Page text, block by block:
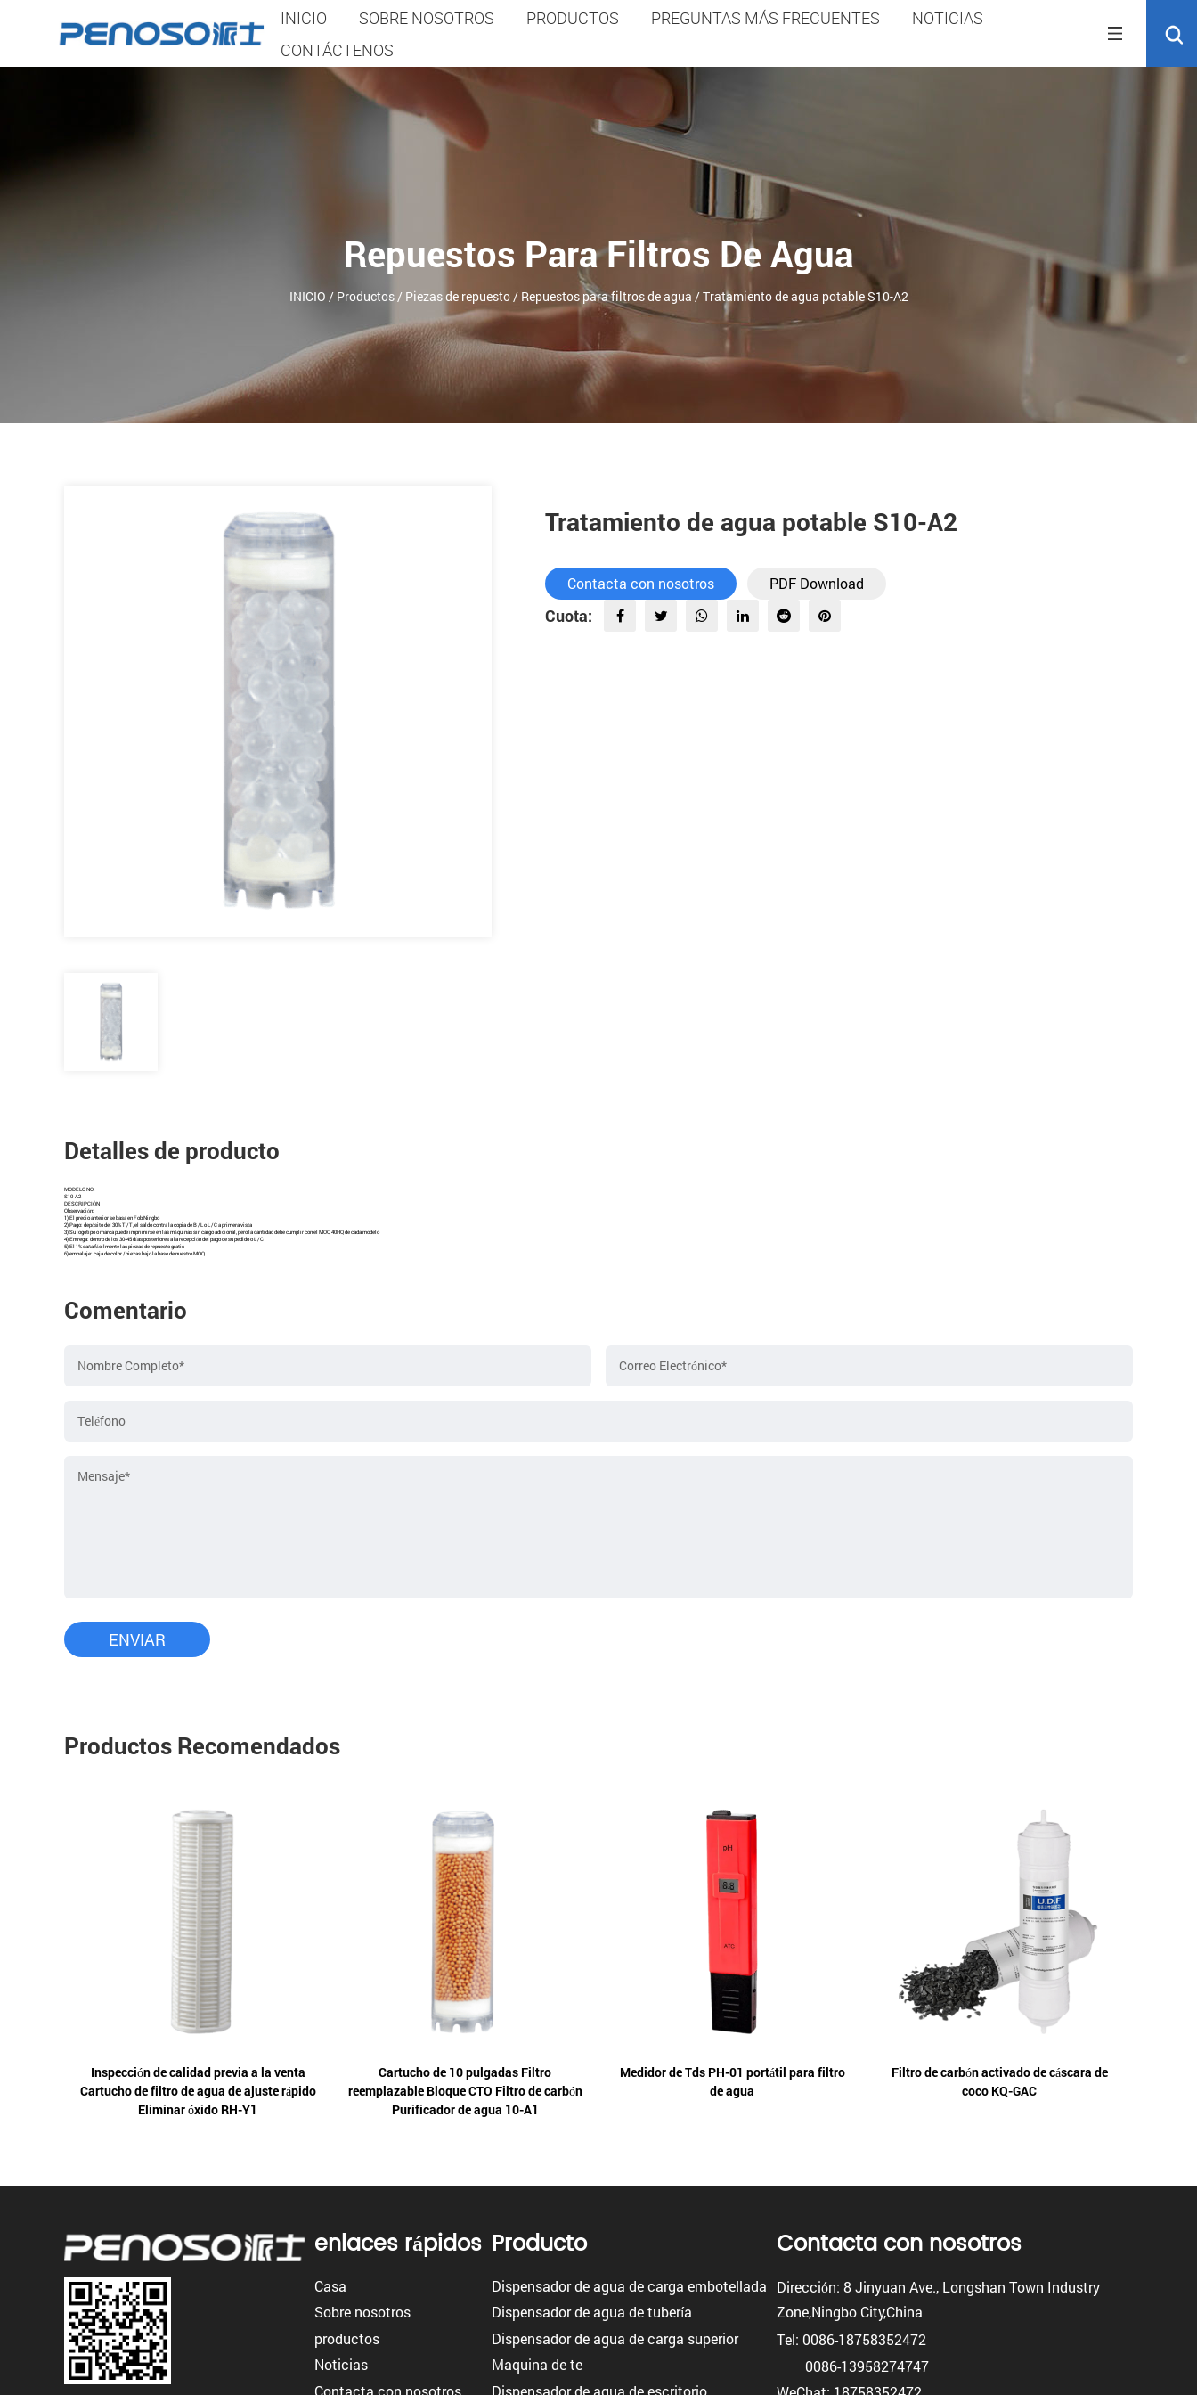
INICIO SOBRE NOSOTROS PRODUCTOS PREGUNTAS MÁS FRECUENTES
NOTICIAS
CONTÁCTENOS
Repuestos Para Filtros De Agua
INICIO / Productos/ Piezas de repuesto/ Repuestos para filtros de agua /Tratamiento de agua potable S10-A2
Tratamiento de agua potable S10-A2
Contacta con nosotros PDF Download
Cuota:
Detalles de producto
MODELO NO.
S10-A2
DESCRIPCIÓN
Observación:
1) El precio anterior se basa en Fob Ningbo
2) Pago: depósito del 30% T / T, el saldo contra la copia de B / L o L / C a primera vista
3) Su logotipo o marca puede imprimirse en las máquinas sin cargo adicional, pero la cantidad debe cumplir con el MOQ 40HQ de cada modelo
4) Entrega: dentro de los 30-45 días posteriores a la recepción del pago de su pedido o L / C
5) El 1% daña fácilmente las piezas de repuesto gratis
6) embalaje: caja de color / piezas bajo la base de nuestro MOQ
Comentario
Productos Recomendados
Inspección de calidad previa a la venta
Cartucho de filtro de agua de ajuste rápido
Eliminar óxido RH-Y1
Cartucho de 10 pulgadas Filtro
reemplazable Bloque CTO Filtro de carbón
Purificador de agua 10-A1
Medidor de Tds PH-01 portátil para filtro
de agua
Filtro de carbón activado de cáscara de
coco KQ-GAC
enlaces rápidos
Casa
Sobre nosotros
productos
Noticias
Contacta con nosotros
Producto
Dispensador de agua de carga embotellada
Dispensador de agua de tubería
Dispensador de agua de carga superior
Maquina de te
Dispensador de agua de escritorio
Contacta con nosotros
Dirección: 8 Jinyuan Ave., Longshan Town Industry
Zone,Ningbo City,China
Tel: 0086-18758352472
0086-13958274747